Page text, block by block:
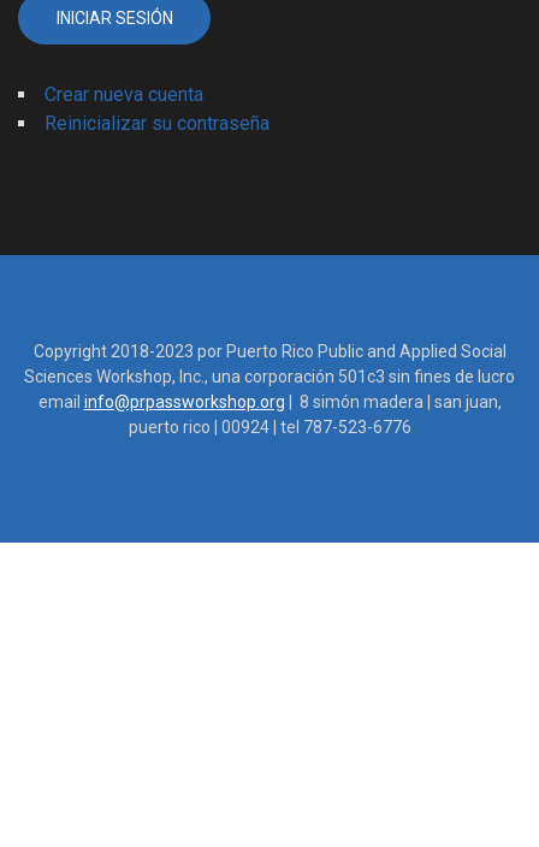
Crear nueva cuenta
Reinicializar su contraseña
Copyright 2018-2023 por Puerto Rico Public and Applied Social
Sciences Workshop, Inc., una corporación 501c3 sin fines de lucro
email info@prpassworkshop.org | 8 simón madera | san juan,
puerto rico | 00924 | tel 787-523-6776